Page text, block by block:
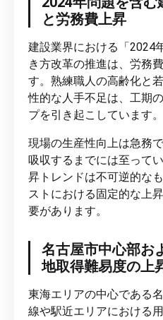
と労務費上昇
建設業界における「2024
き方改革の推進は、労務
す。熟練職人の高齢化と
性的な人手不足は、工期
プを引き起こしています。
現場の生産性向上は急務
吸収するまでには至って
昇トレンドは不可逆的な
ストにおける固定的な上
要があります。
名古屋市中心部お
地取得難易度の上
東海エリアの中心である
線や駅近エリアにおける